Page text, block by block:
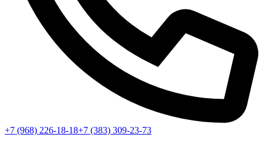
+7 (968) 226-18-18+7 (383) 309-23-73